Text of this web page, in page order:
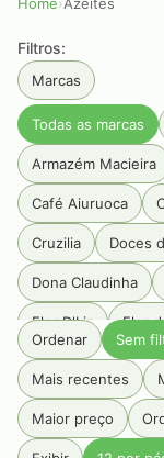
Filtros:
Marcas
Todas as marcas
Armazém Macieira
Café Aiuruoca
Cruzilia Doces
Dona Claudinha
Flor D'Liz Flor
Jamming JC
Maria Maria
Primeira Estrada
Ordenar Sem
Mais recentes
Maior preço